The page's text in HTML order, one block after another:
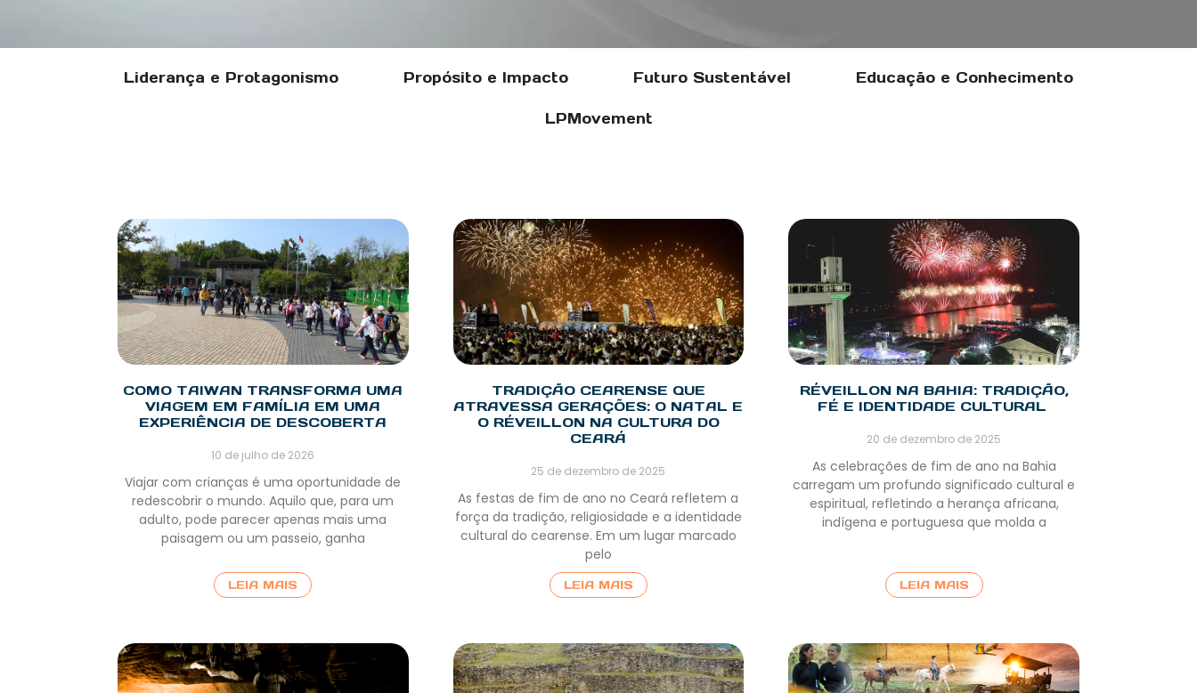
Liderança e Protagonismo Propósito e Impacto Futuro Sustentável Educação e Conhecimento
LPMovement
COMO TAIWAN TRANSFORMA UMA
VIAGEM EM FAMÍLIA EM UMA
EXPERIÊNCIA DE DESCOBERTA
10 de julho de 2026
Viajar com crianças é uma oportunidade de
redescobrir o mundo. Aquilo que, para um
adulto, pode parecer apenas mais uma
paisagem ou um passeio, ganha
LEIA MAIS
TRADIÇÃO CEARENSE QUE
ATRAVESSA GERAÇÕES: O NATAL E
O RÉVEILLON NA CULTURA DO
CEARÁ
25 de dezembro de 2025
As festas de fim de ano no Ceará refletem a
força da tradição, religiosidade e a identidade
cultural do cearense. Em um lugar marcado
pelo
LEIA MAIS
RÉVEILLON NA BAHIA: TRADIÇÃO,
FÉ E IDENTIDADE CULTURAL
20 de dezembro de 2025
As celebrações de fim de ano na Bahia
carregam um profundo significado cultural e
espiritual, refletindo a herança africana,
indígena e portuguesa que molda a
LEIA MAIS